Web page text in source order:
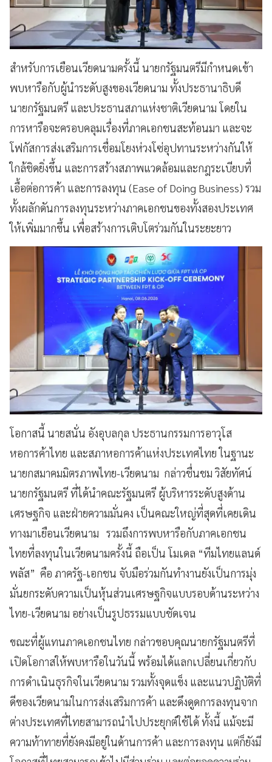
สำหรับการเยือนเวียดนามครั้งนี้ นายกรัฐมนตรีมีกำหนดเข้า
พบหารือกับผู้นำระดับสูงของเวียดนาม ทั้งประธานาธิบดี
นายกรัฐมนตรี และประธานสภาแห่งชาติเวียดนาม โดยใน
การหารือจะครอบคลุมเรื่องที่ภาคเอกชนสะท้อนมา และจะ
โฟกัสการส่งเสริมการเชื่อมโยงห่วงโซ่อุปทานระหว่างกันให้
ใกล้ชิดยิ่งขึ้น และการสร้างสภาพแวดล้อมและกฎระเบียบที่
เอื้อต่อการค้า และการลงทุน (Ease of Doing Business) รวม
ทั้งผลักดันการลงทุนระหว่างภาคเอกชนของทั้งสองประเทศ
ให้เพิ่มมากขึ้น เพื่อสร้างการเติบโตร่วมกันในระยะยาว
โอกาสนี้ นายสนั่น อังอุบลกุล ประธานกรรมการอาวุโส
หอการค้าไทย และสภาหอการค้าแห่งประเทศไทย ในฐานะ
นายกสมาคมมิตรภาพไทย-เวียดนาม กล่าวชื่นชม วิสัยทัศน์
นายกรัฐมนตรี ที่ได้นำคณะรัฐมนตรี ผู้บริหารระดับสูงด้าน
เศรษฐกิจ และฝ่ายความมั่นคง เป็นคณะใหญ่ที่สุดที่เคยเดิน
ทางมาเยือนเวียดนาม รวมถึงการพบหารือกับภาคเอกชน
ไทยที่ลงทุนในเวียดนามครั้งนี้ ถือเป็น โมเดล “ทีมไทยแลนด์
พลัส” คือ ภาครัฐ-เอกชน จับมือร่วมกันทำงานยังเป็นการมุ่ง
มั่นยกระดับความเป็นหุ้นส่วนเศรษฐกิจแบบรอบด้านระหว่าง
ไทย-เวียดนาม อย่างเป็นรูปธรรมแบบชัดเจน
ขณะที่ผู้แทนภาคเอกชนไทย กล่าวขอบคุณนายกรัฐมนตรีที่
เปิดโอกาสให้พบหารือในวันนี้ พร้อมได้แลกเปลี่ยนเกี่ยวกับ
การดำเนินธุรกิจในเวียดนาม รวมทั้งจุดแข็ง และแนวปฏิบัติที่
ดีของเวียดนามในการส่งเสริมการค้า และดึงดูดการลงทุนจาก
ต่างประเทศที่ไทยสามารถนำไปประยุกต์ใช้ได้ ทั้งนี้ แม้จะมี
ความท้าทายที่ยังคงมีอยู่ในด้านการค้า และการลงทุน แต่ก็ยังมี